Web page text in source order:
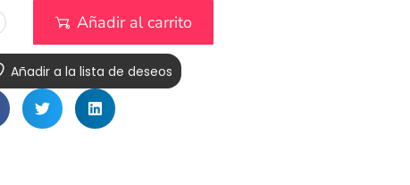
Añadir al carrito
Añadir a la lista de deseos